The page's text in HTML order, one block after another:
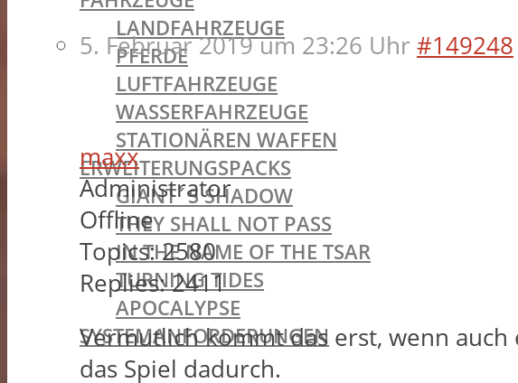
LANDFAHRZEUGE
PFERDE
LUFTFAHRZEUGE
WASSERFAHRZEUGE
STATIONÄREN WAFFEN
ERWEITERUNGSPACKS
GIANT´S SHADOW
THEY SHALL NOT PASS
IN THE NAME OF THE TSAR
TURNING TIDES
APOCALYPSE
SYSTEMANFORDERUNGEN
BATTLEFIELD OLDIES
5. Februar 2019 um 23:26 Uhr #149248
maxx
Administrator
Offline
Topics: 2580
Replies: 2411
Vermutlich kommt das erst, wenn
das Spiel dadurch.